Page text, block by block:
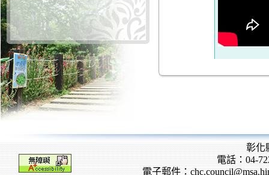
彰化
電話：04-
電子郵件：